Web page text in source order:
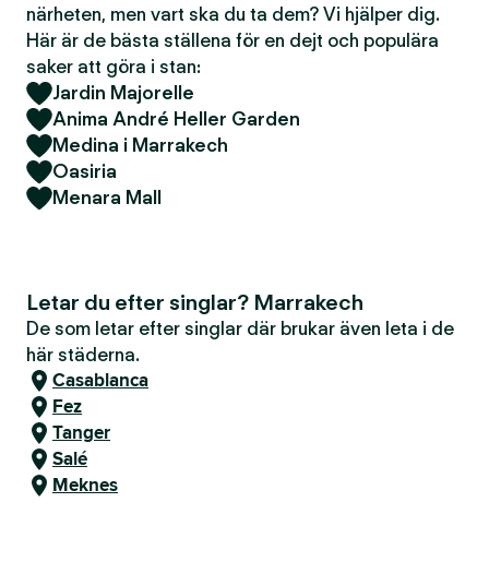
närheten, men vart ska du ta dem? Vi hjälper dig.
Här är de bästa ställena för en dejt och populära
saker att göra i stan:
Jardin Majorelle
Anima André Heller Garden
Medina i Marrakech
Oasiria
Menara Mall
Letar du efter singlar? Marrakech
De som letar efter singlar där brukar även leta i de
här städerna.
Casablanca
Fez
Tanger
Salé
Meknes